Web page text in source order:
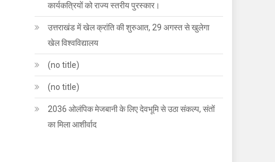
कार्यकत्रियों को राज्य स्तरीय पुरस्कार।
उत्तराखंड में खेल क्रांति की शुरुआत, 29 अगस्त से खुलेगा
खेल विश्वविद्यालय
(no title)
(no title)
2036 ओलंपिक मेजबानी के लिए देवभूमि से उठा संकल्प, संतों
का मिला आशीर्वाद